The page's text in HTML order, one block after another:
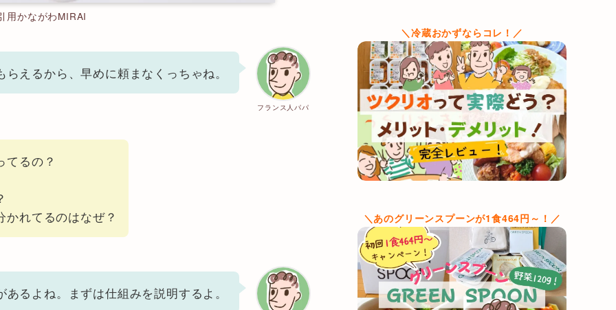
用かながわMIRAI
フランス人パパ
らえるから、早めに頼まなくっちゃね。
てるの？
れてるのはなぜ？
あるよね。まずは仕組みを説明するよ。
＼冷蔵おかずならコレ！／
＼あのグリーンスプーンが1食464円～！／